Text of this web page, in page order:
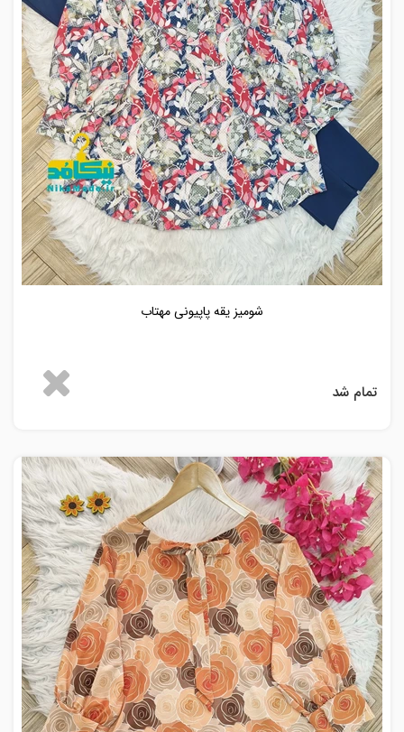
شومیز یقه پاپیونی مهتاب
تمام شد